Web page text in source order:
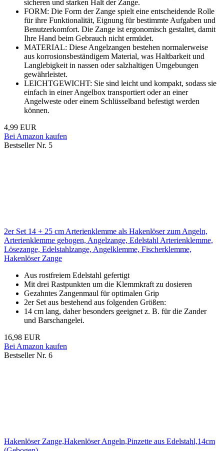
sicheren und starken Halt der Zange.
FORM: Die Form der Zange spielt eine entscheidende Rolle
für ihre Funktionalität, Eignung für bestimmte Aufgaben und
Benutzerkomfort. Die Zange ist ergonomisch gestaltet, damit
Ihre Hand beim Gebrauch nicht ermüdet.
MATERIAL: Diese Angelzangen bestehen normalerweise
aus korrosionsbeständigem Material, was Haltbarkeit und
Langlebigkeit in nassen oder salzhaltigen Umgebungen
gewährleistet.
LEICHTGEWICHT: Sie sind leicht und kompakt, sodass sie
einfach in einer Angelbox transportiert oder an einer
Angelweste oder einem Schlüsselband befestigt werden
können.
4,99 EUR
Bei Amazon kaufen
Bestseller Nr. 5
2er Set 14 + 25 cm Arterienklemme als Hakenlöser zum Angeln,
Arterienklemme gebogen, Angelzange, Edelstahl Arterienklemme,
Lösezange, Edelstahlzange, Angelklemme, Fischerklemme,
Hakenlöser Zange
Aus rostfreiem Edelstahl gefertigt
Mit drei Rastpunkten um die Klemmkraft zu dosieren
Gezahntes Zangenmaul für optimalen Grip
2er Set aus bestehend aus folgenden Größen:
14 cm lang, daher besonders geeignet z. B. für die Zander
und Barschangelei.
16,98 EUR
Bei Amazon kaufen
Bestseller Nr. 6
Hakenlöser Zange,Hakenlöser Angeln,Pinzette aus Edelstahl,14cm